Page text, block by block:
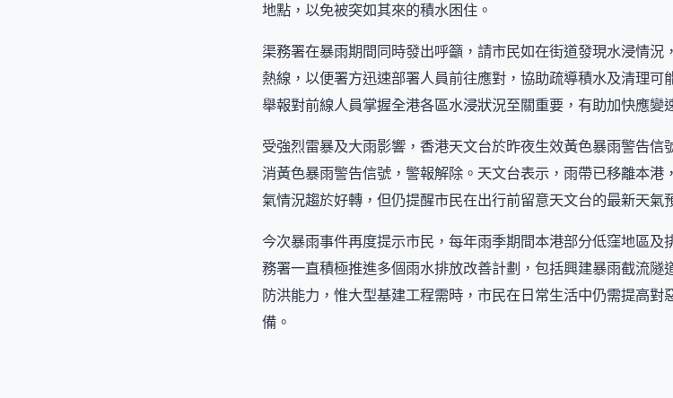
地點，以免被突如其來的積水困住。
渠務署在暴雨期間同時發出呼籲，請市民如在街道發現水浸情
熱線，以便署方迅速部署人員前往應對，協助疏導積水及清理
舉報對前線人員掌握全港各區水浸狀況至關重要，有助加快應變
受強烈雷暴及大雨影響，香港天文台於昨夜生效黃色暴雨警告
消黃色暴雨警告信號，警報解除。天文台表示，雨帶已移離本
氣情況趨於好轉，但仍提醒市民在出行前留意天文台的最新天氣
今次暴雨事件再度提示市民，每年雨季期間本港部分低窪地區
務署一直積極推進多個雨水排放改善計劃，包括興建暴雨截流
防洪能力，惟大型基建工程需時，市民在日常生活中仍需提高
備。